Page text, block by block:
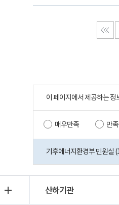
이 페이지에서 제공하는 정
매우만족 만족
기후에너지환경부 민원실
산하기관